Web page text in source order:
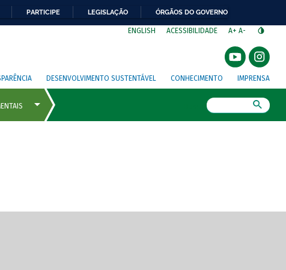
PARTICIPE LEGISLAÇÃO ÓRGÃOS DO GOVERNO
ENGLISH ACESSIBILIDADE A+ A-
DESENVOLVIMENTO SUSTENTÁVEL CONHECIMENTO IMPRENSA
de tela